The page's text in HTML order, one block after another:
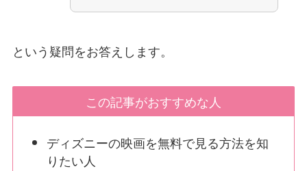
という疑問をお答えします。
この記事がおすすめな人
ディズニーの映画を無料で見る方法を知
りたい人